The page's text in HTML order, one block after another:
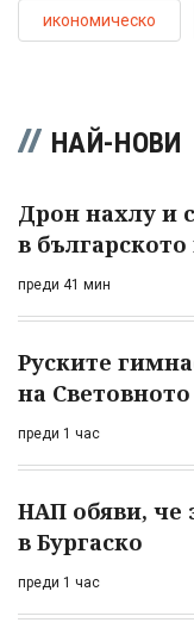
икономическо
НАЙ-НОВИ
Дрон нахлу и
в
преди 41 мин
Руските
на
преди 1 час
НАП обяви, че
в Бургаско
преди 1 час